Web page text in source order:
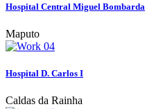
Hospital Central Miguel Bombarda
Maputo
Hospital D. Carlos I
Caldas da Rainha